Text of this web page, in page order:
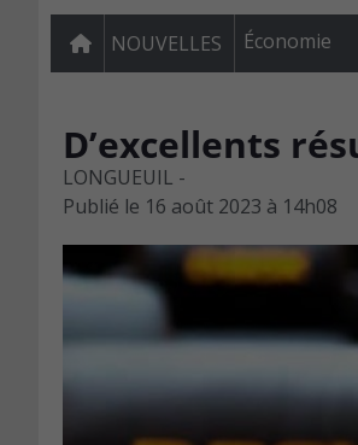
NOUVELLES Économie
D’excellents
LONGUEUIL -
Publié le 16 août 2023 à 14h08